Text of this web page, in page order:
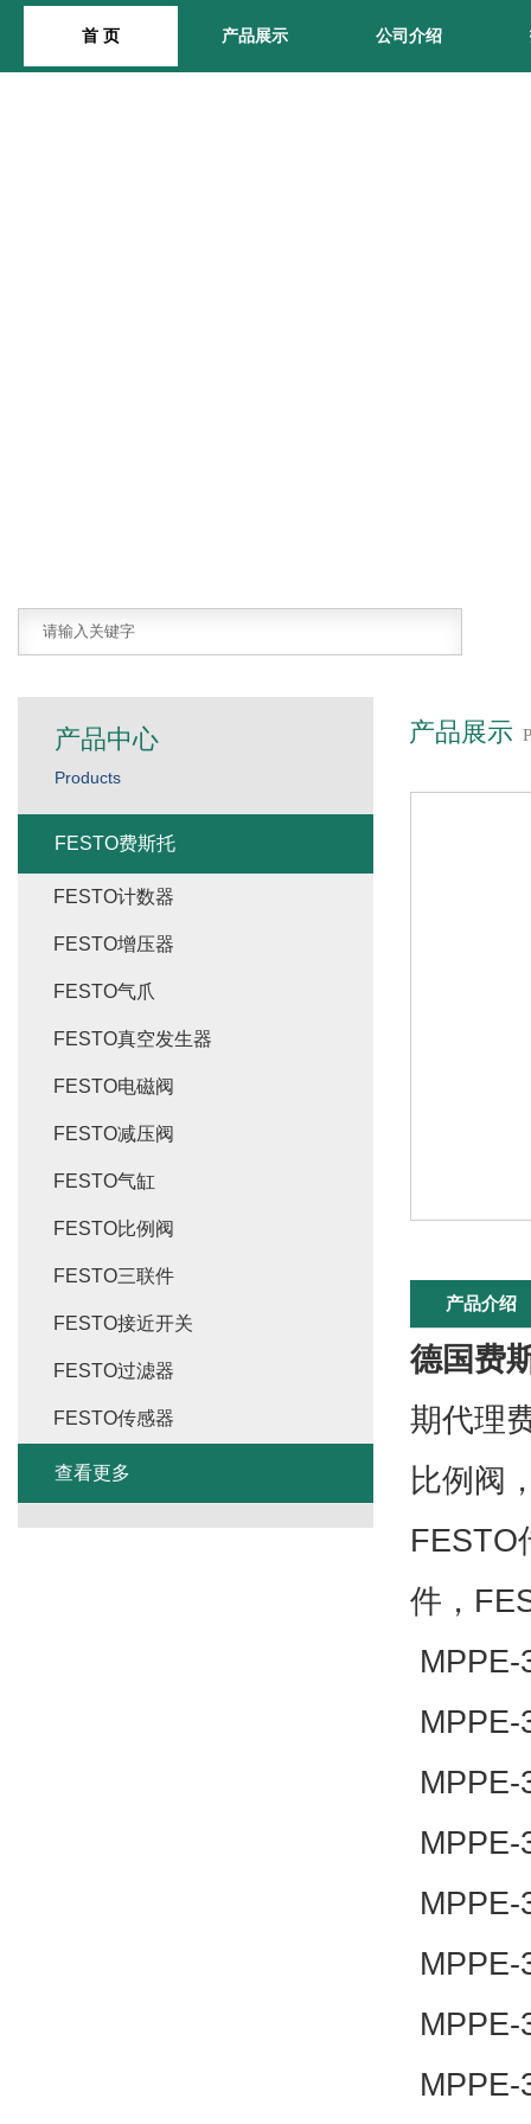
首 页 产品展示 公司介绍
产品展示
产品介绍
德国费
期代理
比例阀
FESTO
件，
产品中心
Products
FESTO费斯托
FESTO计数器
FESTO增压器
FESTO气爪
FESTO真空发生器
FESTO电磁阀
FESTO减压阀
FESTO气缸
FESTO比例阀
FESTO三联件
FESTO接近开关
FESTO过滤器
FESTO传感器
查看更多